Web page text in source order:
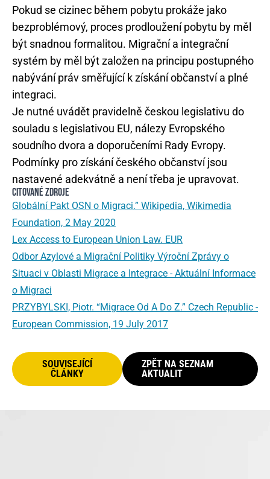
Pokud se cizinec během pobytu prokáže jako
bezproblémový, proces prodloužení pobytu by měl
být snadnou formalitou. Migrační a integrační
systém by měl být založen na principu postupného
nabývání práv směřující k získání občanství a plné
integraci.
Je nutné uvádět pravidelně českou legislativu do
souladu s legislativou EU, nálezy Evropského
soudního dvora a doporučeními Rady Evropy.
Podmínky pro získání českého občanství jsou
nastavené adekvátně a není třeba je upravovat.
CITOVANÉ ZDROJE
Globální Pakt OSN o Migraci.” Wikipedia, Wikimedia
Foundation, 2 May 2020
Lex Access to European Union Law. EUR
Odbor Azylové a Migrační Politiky Výroční Zprávy o
Situaci v Oblasti Migrace a Integrace - Aktuální Informace
o Migraci
PRZYBYLSKI, Piotr. “Migrace Od A Do Z.” Czech Republic -
European Commission, 19 July 2017
SOUVISEJÍCÍ
ČLÁNKY
ZPĚT NA SEZNAM
AKTUALIT